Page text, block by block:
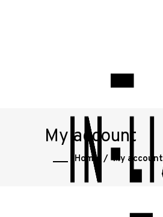
My account
Home /My account